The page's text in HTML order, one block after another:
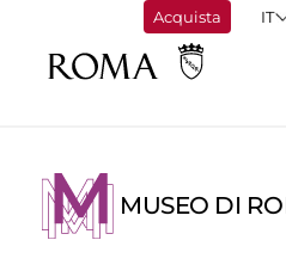
Acquista
MUSEO DI